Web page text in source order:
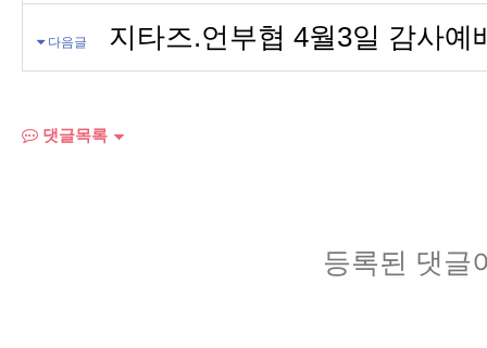
다음글 지타즈.언부협 4월3일 감사예
댓글목록
등록된 댓글